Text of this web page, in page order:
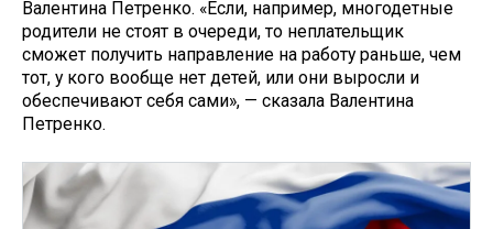
Валентина Петренко. «Если, например, многодетные
родители не стоят в очереди, то неплательщик
сможет получить направление на работу раньше, чем
тот, у кого вообще нет детей, или они выросли и
обеспечивают себя сами», — сказала Валентина
Петренко.